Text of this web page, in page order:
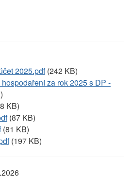
2025.pdf(242 KB)
za rok 2025 s DP -
KB)
(87 KB)
(81 KB)
(197 KB)